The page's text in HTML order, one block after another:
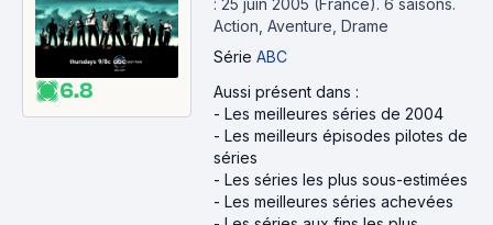
6.8
: 25 juin 2005 (France). 6 saisons.
Action, Aventure, Drame
Série ABC
Aussi présent dans :
- Les meilleures séries de 2004
- Les meilleurs épisodes pilotes de
séries
- Les séries les plus sous-estimées
- Les meilleures séries achevées